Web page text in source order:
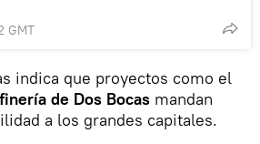
GMT
indica que proyectos como el
de Dos Bocas mandan
a los grandes capitales.